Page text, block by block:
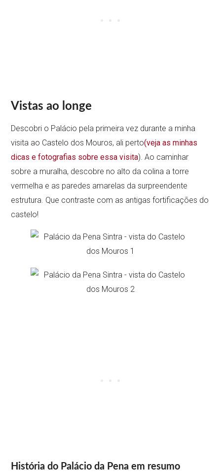
Vistas ao longe
Descobri o Palácio pela primeira vez durante a minha
visita ao Castelo dos Mouros, ali perto(veja as minhas
dicas e fotografias sobre essa visita). Ao caminhar
sobre a muralha, descobre no alto da colina a torre
vermelha e as paredes amarelas da surpreendente
estrutura. Que contraste com as antigas fortificações do
castelo!
História do Palácio da Pena em resumo